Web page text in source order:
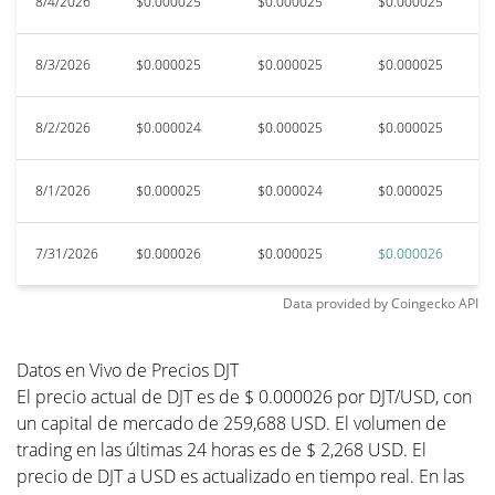
8/3/2026 $0.000025 $0.000025 $0.000025
8/2/2026 $0.000024 $0.000025 $0.000025
8/1/2026 $0.000025 $0.000024 $0.000025
7/31/2026 $0.000026 $0.000025 $0.000026
Data provided byCoingeckoAPI
Datos en Vivo de Precios DJT
El precio actual de DJT es de $ 0.000026 por DJT/USD, con
un capital de mercado de 259,688 USD. El volumen de
trading en las últimas 24 horas es de $ 2,268 USD. El
precio de DJT a USD es actualizado en tiempo real. En las